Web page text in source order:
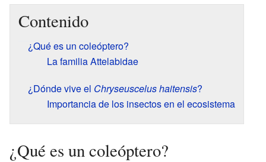
Contenido
¿Qué es un coleóptero?
La familia Attelabidae
¿Dónde vive el Chryseuscelus haitensis?
Importancia de los insectos en el ecosistema
¿Qué es un coleóptero?